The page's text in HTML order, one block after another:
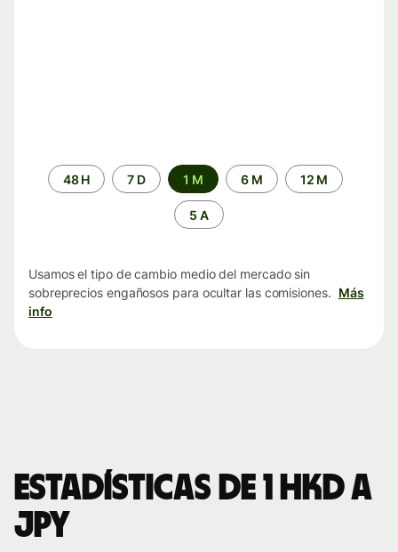
Periodo48 H 7 D 1 M 6 M 12 M
5 A
Usamos el tipo de cambio medio del mercado sin
sobreprecios engañosos para ocultar las comisiones. Más
info
Estadísticas de 1 HKD a
JPY